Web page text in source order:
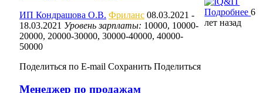
ИП Кондрашова О.В. Фриланс 08.03.2021 -
18.03.2021 Уровень зарплаты: 10000, 10000-
20000, 20000-30000, 30000-40000, 40000-
50000
Поделиться по E-mail Сохранить Поделиться
Менеджер по продажам
Подробнее6
лет назад